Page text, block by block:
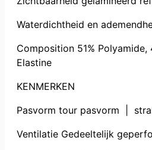
Waterdichtheid en
Composition 51% Polyamide,
Elastine
KENMERKEN
Pasvorm tour pasvorm |
Ventilatie Gedeeltelijk